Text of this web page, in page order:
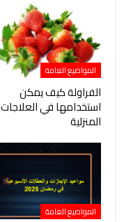
المواضيع العامة
الفراولة كيف يمكن
استخدامها في العلاجات
المنزلية
المواضيع العامة